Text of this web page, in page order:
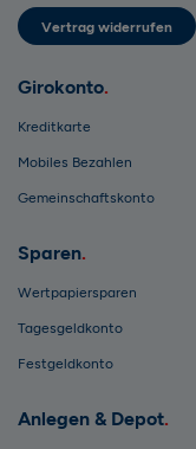
Vertrag widerrufen
Girokonto
Kreditkarte
Mobiles Bezahlen
Gemeinschaftskonto
Sparen
Wertpapiersparen
Tagesgeldkonto
Festgeldkonto
Anlegen & Depot